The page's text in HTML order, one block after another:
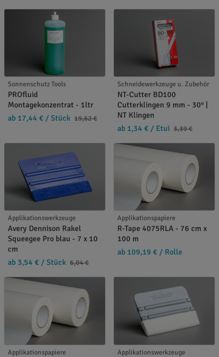
Sonnenschutz Tools
PROfluid
Montagekonzentrat - 1ltr
ab 17,44 € / Stück 19,62 €
Schneidewerkzeuge u. Zubehör
NT-Cutter BD100
Cutterklingen 9 mm - 30° |
NT Klingen
ab 1,34 € / Etui 3,39 €
Applikationswerkzeuge
Avery Dennison Rakel
Squeegee Pro blau - 7 x 10
cm
ab 3,54 € / Stück 6,04 €
Applikationspapiere
R-Tape 4075RLA - 76 cm x
100 m
ab 109,19 € / Rolle
Applikationspapiere Applikationswerkzeuge